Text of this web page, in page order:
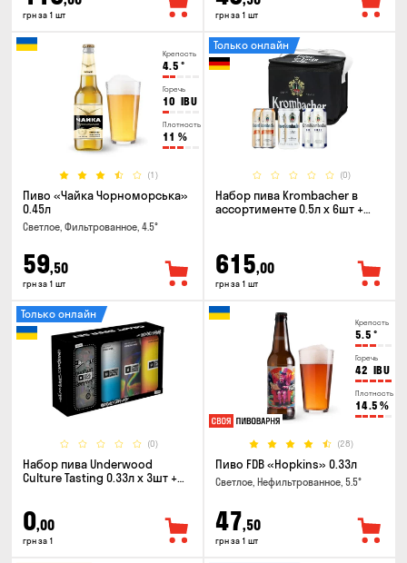
грн за 1 шт грн за 1 шт
Крепость
4.5 °
Горечь
10 IBU
Плотность
11 %
(1)
Пиво «Чайка Чорноморська»
0.45л
Светлое, Фильтрованное, 4.5°
59,50
грн за 1 шт
(0)
Только онлайн
Набор пива Krombacher в
ассортименте 0.5л х 6шт +
615,00
грн за 1 шт
(0)
Только онлайн
Набор пива Underwood
Culture Tasting 0.33л x 3шт +
0,00
грн за 1
Крепость
5.5 °
Горечь
42 IBU
Плотность
14.5 %
(28)
Пиво FDB «Hopkins» 0.33л
Светлое, Нефильтрованное, 5.5°
47,50
грн за 1 шт